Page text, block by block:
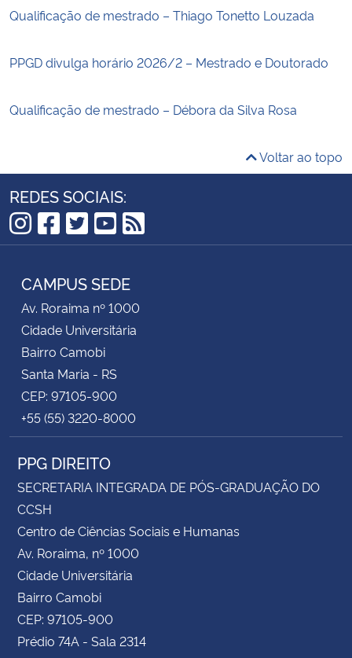
Qualificação de mestrado – Thiago Tonetto Louzada
PPGD divulga horário 2026/2 – Mestrado e Doutorado
Qualificação de mestrado – Débora da Silva Rosa
Voltar ao topo
REDES SOCIAIS:
Instagram
Facebook
Twitter
YouTube
RSS
CAMPUS SEDE
Av. Roraima nº 1000
Cidade Universitária
Bairro Camobi
Santa Maria - RS
CEP: 97105-900
+55 (55) 3220-8000
PPG DIREITO
SECRETARIA INTEGRADA DE PÓS-GRADUAÇÃO DO
CCSH
Centro de Ciências Sociais e Humanas
Av. Roraima, nº 1000
Cidade Universitária
Bairro Camobi
CEP: 97105-900
Prédio 74A - Sala 2314